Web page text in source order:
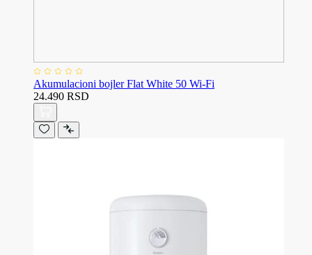
Akumulacioni bojler Flat White 50 Wi-Fi
24.490 RSD